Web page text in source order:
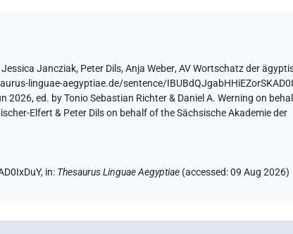
Jessica Jancziak, Peter Dils,Anja Weber,AV Wortschatz der
linguae-aegyptiae.de/sentence/
2026, ed. by Tonio Sebastian Richter & Daniel A. Werning on
Elfert & Peter Dils on behalf of the Sächsische Akademie der
in: Thesaurus Linguae Aegyptiae (accessed:09 Aug 2026)